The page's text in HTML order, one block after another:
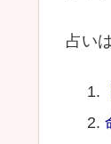
占い